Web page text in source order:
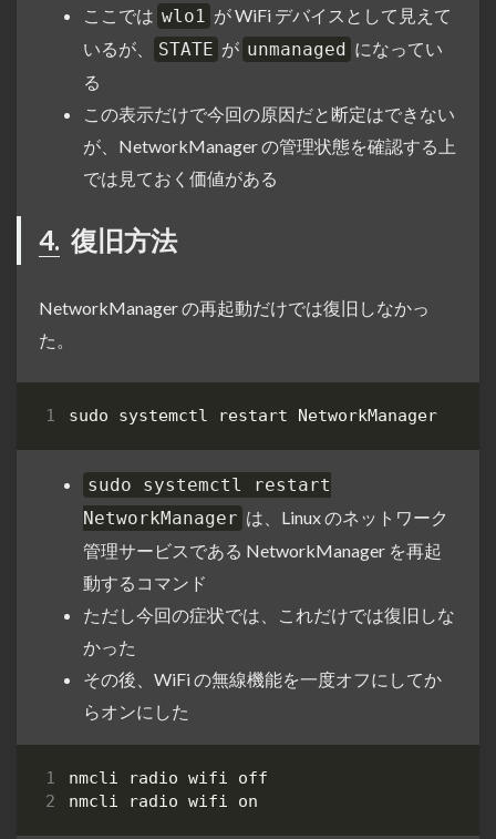
ここでは wlo1 が WiFi デバイスとして見えて
いるが、
STATE が unmanaged になってい
る
この表示だけで今回の原因だと断定はできない
が、NetworkManager の管理状態を確認する上
では見ておく価値がある
4. 復旧方法
NetworkManager の再起動だけでは復旧しなかっ
た。
sudo systemctl restart
NetworkManager は、Linux のネットワーク
管理サービスである NetworkManager を再起
動するコマンド
ただし今回の症状では、これだけでは復旧しな
かった
その後、WiFi の無線機能を一度オフにしてか
らオンにした